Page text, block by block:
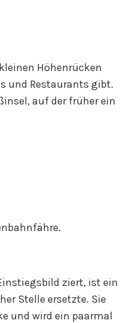
Höhenrücken
und Restaurants gibt.
auf der früher ein
ziert, ist ein
Stelle ersetzte. Sie
und wird ein paarmal